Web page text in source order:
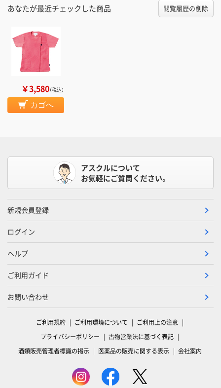
あなたが最近チェックした商品 閲覧履歴の削除
￥3,580（税込）
カゴへ
アスクルについて
お気軽にご質問ください。
新規会員登録
ログイン
ヘルプ
ご利用ガイド
お問い合わせ
ご利用規約 ご利用環境について
ご利用上の注意
プライバシーポリシー
古物営業法に基づく表記
酒類販売管理者標識の掲示
医薬品の販売に関する表示 会社案内